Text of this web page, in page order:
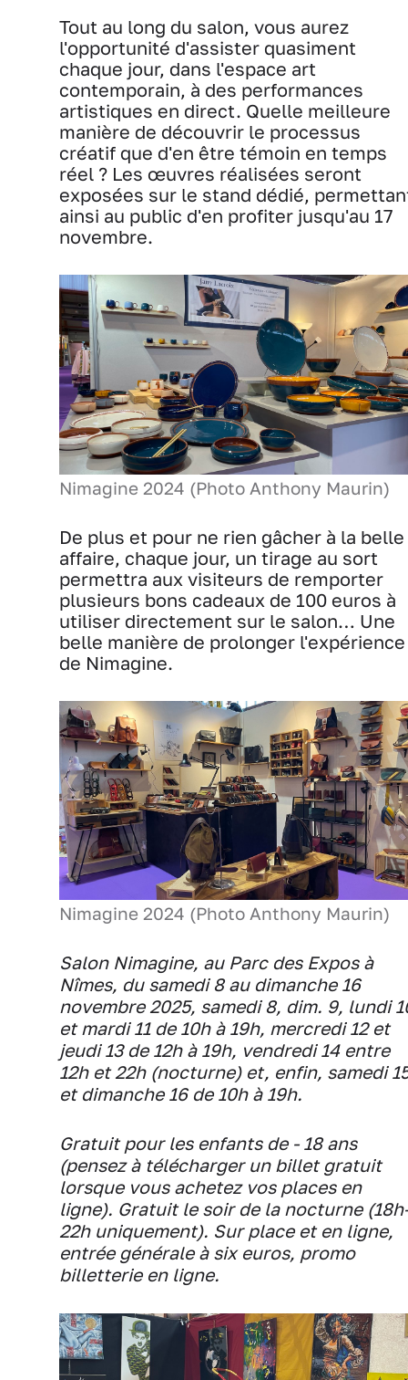
Tout au long du salon, vous aurez
l'opportunité d'assister quasiment
chaque jour, dans l'espace art
contemporain, à des performances
artistiques en direct. Quelle meilleure
manière de découvrir le processus
créatif que d'en être témoin en temps
réel ? Les œuvres réalisées seront
exposées sur le stand dédié,
ainsi au public d'en profiter jusqu'au 17
novembre.
Nimagine 2024 (Photo Anthony Maurin)
De plus et pour ne rien gâcher à la belle
affaire, chaque jour, un tirage au sort
permettra aux visiteurs de remporter
plusieurs bons cadeaux de 100 euros à
utiliser directement sur le salon… Une
belle manière de prolonger l'expérience
de Nimagine.
Nimagine 2024 (Photo Anthony Maurin)
Salon Nimagine, au Parc des Expos à
Nîmes, du samedi 8 au dimanche 16
novembre 2025, samedi 8, dim. 9, lundi
et mardi 11 de 10h à 19h, mercredi 12 et
jeudi 13 de 12h à 19h, vendredi 14 entre
12h et 22h (nocturne) et, enfin, samedi
et dimanche 16 de 10h à 19h.
Gratuit pour les enfants de - 18 ans
(pensez à télécharger un billet gratuit
lorsque vous achetez vos places en
ligne). Gratuit le soir de la nocturne
22h uniquement). Sur place et en ligne,
entrée générale à six euros, promo
billetterie en ligne.